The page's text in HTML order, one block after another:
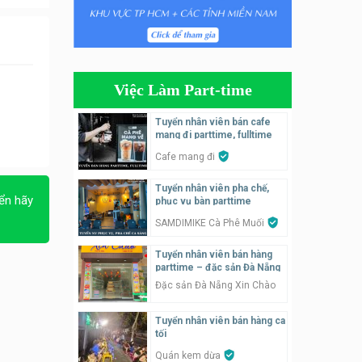
hãy
Tuyển nhân viên phụ quán ăn
– hỗ trợ ăn ở
parttime
GÀ GÔ FASTFOOD
parttime
Tuyển nhân viên pha chế
tiệm trà sữa
TRÀ SỮA THÁI LAN
Tuyển nhân viên tư vấn bán
hàng tiệm bánh ngọt
Tiệm bánh ngọt
Việc Làm Part-time
Tuyển nhân viên bán cafe
mang đi parttime, fulltime
Cafe mang đi
Tuyển nhân viên pha chế,
phục vụ bàn parttime
SAMDIMIKE Cà Phê Muối
Tuyển nhân viên bán hàng
parttime – đặc sản Đà Nẵng
Đặc sản Đà Nẵng Xin Chào
Tuyển nhân viên bán hàng ca
tối
Quán kem dừa